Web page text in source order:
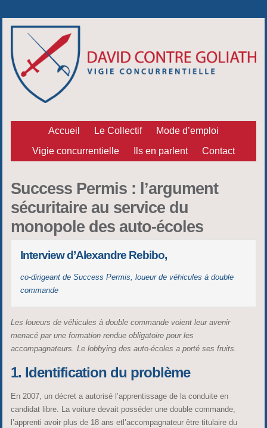
Accueil Le Collectif
Mode d’emploi
Vigie concurrentielle
Ils en parlent Contact
Success Permis : l’argument
sécuritaire au service du
monopole des auto-écoles
Interview d’Alexandre Rebibo,
co-dirigeant de Success Permis, loueur de véhicules à double
commande
Les loueurs de véhicules à double commande voient leur avenir
menacé par une formation rendue obligatoire pour les
accompagnateurs. Le lobbying des auto-écoles a porté ses fruits.
1. Identification du problème
En 2007, un décret a autorisé l’apprentissage de la conduite en
candidat libre. La voiture devait posséder une double commande,
l’apprenti avoir plus de 18 ans etl’accompagnateur être titulaire du